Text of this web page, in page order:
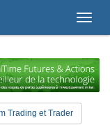
T
g
l
e
n
Trading et Trader